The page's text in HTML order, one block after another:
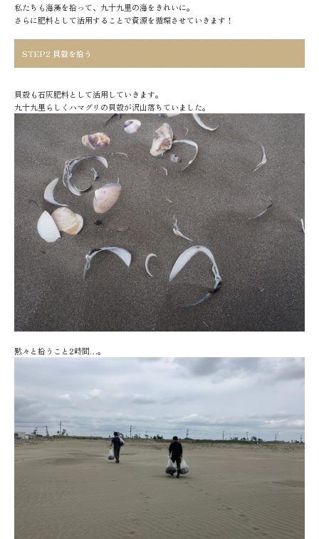
私たちも海藻を拾って、九十九里の海をきれいに。
さらに肥料として活用することで資源を循環させていきます！
STEP2 貝殻を拾う
貝殻も石灰肥料として活用していきます。
九十九里らしくハマグリの貝殻が沢山落ちていました。
黙々と拾うこと2時間…。